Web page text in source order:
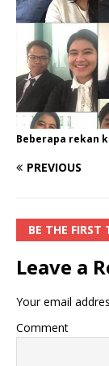
Beberapa rekan
PREVIOUS
BE THE
Leave a
Your email
Comment